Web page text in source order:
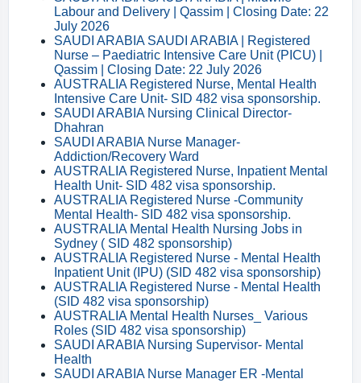
Labour and Delivery | Qassim | Closing Date: 22
July 2026
SAUDI ARABIA SAUDI ARABIA | Registered
Nurse – Paediatric Intensive Care Unit (PICU) |
Qassim | Closing Date: 22 July 2026
AUSTRALIA Registered Nurse, Mental Health
Intensive Care Unit- SID 482 visa sponsorship.
SAUDI ARABIA Nursing Clinical Director-
Dhahran
SAUDI ARABIA Nurse Manager-
Addiction/Recovery Ward
AUSTRALIA Registered Nurse, Inpatient Mental
Health Unit- SID 482 visa sponsorship.
AUSTRALIA Registered Nurse -Community
Mental Health- SID 482 visa sponsorship.
AUSTRALIA Mental Health Nursing Jobs in
Sydney ( SID 482 sponsorship)
AUSTRALIA Registered Nurse - Mental Health
Inpatient Unit (IPU) (SID 482 visa sponsorship)
AUSTRALIA Registered Nurse - Mental Health
(SID 482 visa sponsorship)
AUSTRALIA Mental Health Nurses_ Various
Roles (SID 482 visa sponsorship)
SAUDI ARABIA Nursing Supervisor- Mental
Health
SAUDI ARABIA Nurse Manager ER -Mental